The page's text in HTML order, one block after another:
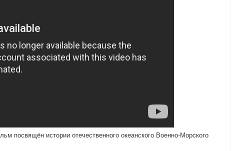
посвящён истории отечественного океанского Военно-Морского